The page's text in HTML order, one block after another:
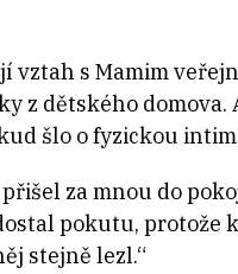
vztah s Mamim
z dětského
šlo o fyzickou
za mnou do
pokutu, protože
stejně lezl.“